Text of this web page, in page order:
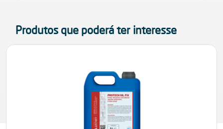
Produtos que poderá ter interesse